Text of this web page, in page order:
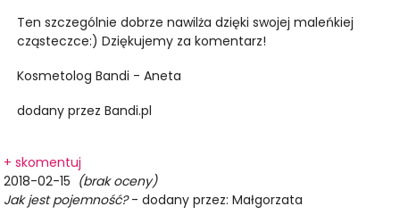
Ten szczególnie dobrze nawilża dzięki swojej maleńkiej
cząsteczce:) Dziękujemy za komentarz!
Kosmetolog Bandi - Aneta
dodany przez Bandi.pl
+ skomentuj
2018-02-15 (brak oceny)
Jak jest pojemność?- dodany przez: Małgorzata